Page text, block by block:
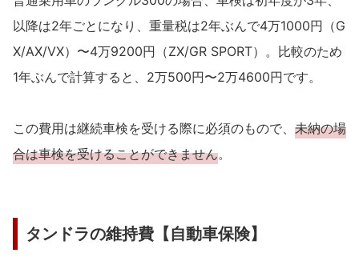
以降は2年ごとになり、重量税は2年ぶんで4万1000円（G
X/AX/VX）〜4万9200円（ZX/GR SPORT）。比較のため
1年ぶんで計算すると、2万500円〜2万4600円です。
この費用は継続車検を受ける際に必須のもので、 未納の場
合は車検を受けることができません。
タンドラの維持費【自動車保険】